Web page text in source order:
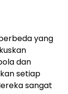
yang
dan
setiap
sangat